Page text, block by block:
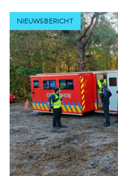
NIEUWSBERICHT